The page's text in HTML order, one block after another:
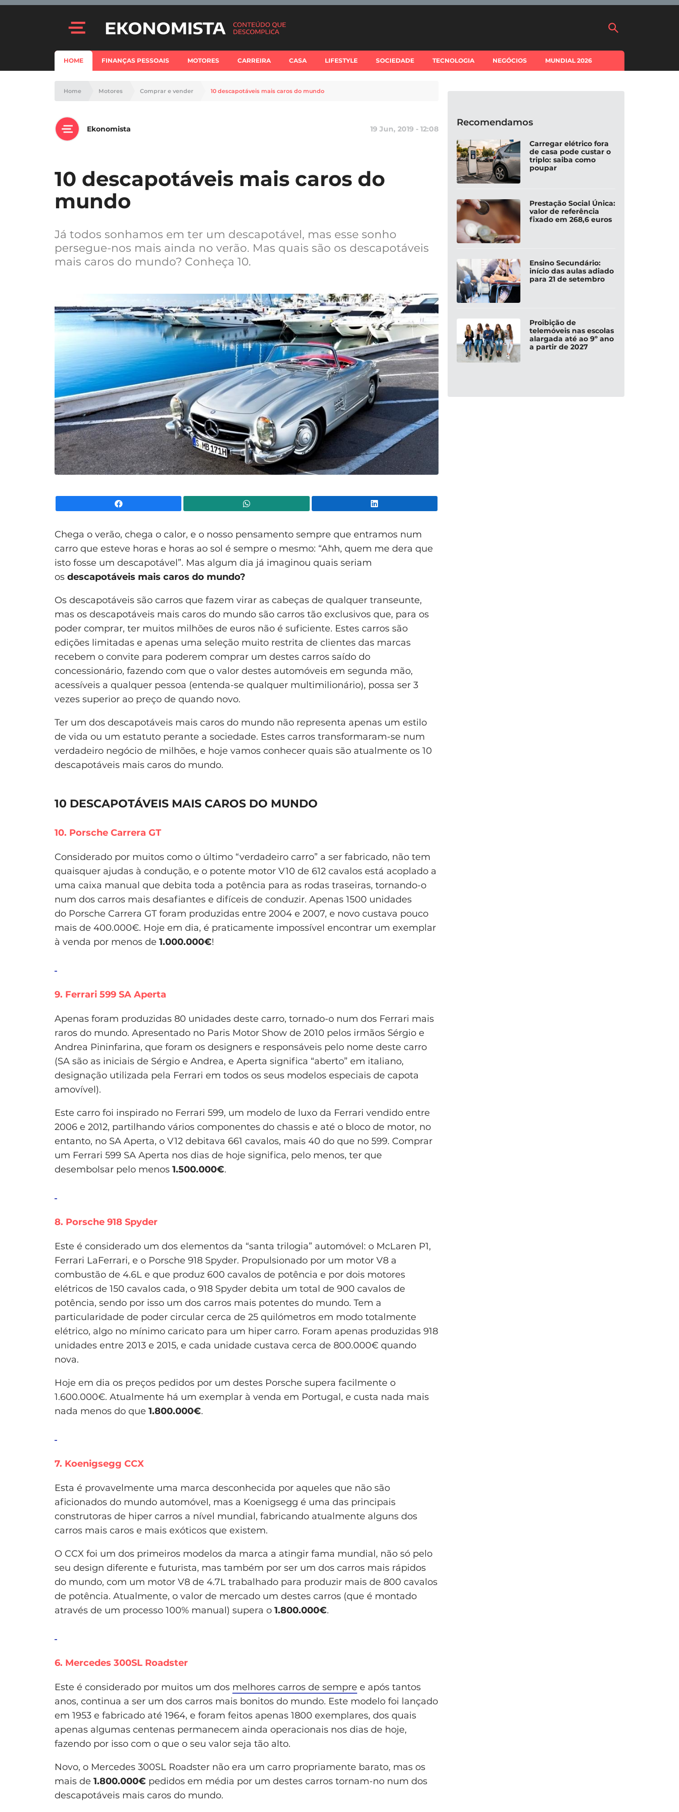
HOME FINANÇAS PESSOAIS MOTORES CARREIRA CASA LIFESTYLE SOCIEDADE TECNOLOGIA NEGÓCIOS MUNDIAL 2026
Home Motores Comprar e vender 10 descapotáveis mais caros do mundo
Ekonomista 19 Jun, 2019 - 12:08
10 descapotáveis mais caros do
mundo
Já todos sonhamos em ter um descapotável, mas esse sonho
persegue-nos mais ainda no verão. Mas quais são os descapotáveis
mais caros do mundo? Conheça 10.
Chega o verão, chega o calor, e o nosso pensamento sempre que entramos num
carro que esteve horas e horas ao sol é sempre o mesmo: “Ahh, quem me dera que
isto fosse um descapotável”. Mas algum dia já imaginou quais seriam
os descapotáveis mais caros do mundo?
Os descapotáveis são carros que fazem virar as cabeças de qualquer transeunte,
mas os descapotáveis mais caros do mundo são carros tão exclusivos que, para os
poder comprar, ter muitos milhões de euros não é suficiente. Estes carros são
edições limitadas e apenas uma seleção muito restrita de clientes das marcas
recebem o convite para poderem comprar um destes carros saído do
concessionário, fazendo com que o valor destes automóveis em segunda mão,
acessíveis a qualquer pessoa (entenda-se qualquer multimilionário), possa ser 3
vezes superior ao preço de quando novo.
Ter um dos descapotáveis mais caros do mundo não representa apenas um estilo
de vida ou um estatuto perante a sociedade. Estes carros transformaram-se num
verdadeiro negócio de milhões, e hoje vamos conhecer quais são atualmente os 10
descapotáveis mais caros do mundo.
10 DESCAPOTÁVEIS MAIS CAROS DO MUNDO
10. Porsche Carrera GT
Considerado por muitos como o último “verdadeiro carro” a ser fabricado, não tem
quaisquer ajudas à condução, e o potente motor V10 de 612 cavalos está acoplado a
uma caixa manual que debita toda a potência para as rodas traseiras, tornando-o
num dos carros mais desafiantes e difíceis de conduzir. Apenas 1500 unidades
do Porsche Carrera GT foram produzidas entre 2004 e 2007, e novo custava pouco
mais de 400.000€. Hoje em dia, é praticamente impossível encontrar um exemplar
à venda por menos de 1.000.000€!
9. Ferrari 599 SA Aperta
Apenas foram produzidas 80 unidades deste carro, tornado-o num dos Ferrari mais
raros do mundo. Apresentado no Paris Motor Show de 2010 pelos irmãos Sérgio e
Andrea Pininfarina, que foram os designers e responsáveis pelo nome deste carro
(SA são as iniciais de Sérgio e Andrea, e Aperta significa “aberto” em italiano,
designação utilizada pela Ferrari em todos os seus modelos especiais de capota
amovível).
Este carro foi inspirado no Ferrari 599, um modelo de luxo da Ferrari vendido entre
2006 e 2012, partilhando vários componentes do chassis e até o bloco de motor, no
entanto, no SA Aperta, o V12 debitava 661 cavalos, mais 40 do que no 599. Comprar
um Ferrari 599 SA Aperta nos dias de hoje significa, pelo menos, ter que
desembolsar pelo menos 1.500.000€.
8. Porsche 918 Spyder
Este é considerado um dos elementos da “santa trilogia” automóvel: o McLaren P1,
Ferrari LaFerrari, e o Porsche 918 Spyder. Propulsionado por um motor V8 a
combustão de 4.6L e que produz 600 cavalos de potência e por dois motores
elétricos de 150 cavalos cada, o 918 Spyder debita um total de 900 cavalos de
potência, sendo por isso um dos carros mais potentes do mundo. Tem a
particularidade de poder circular cerca de 25 quilómetros em modo totalmente
elétrico, algo no mínimo caricato para um hiper carro. Foram apenas produzidas 918
unidades entre 2013 e 2015, e cada unidade custava cerca de 800.000€ quando
nova.
Hoje em dia os preços pedidos por um destes Porsche supera facilmente o
1.600.000€. Atualmente há um exemplar à venda em Portugal, e custa nada mais
nada menos do que 1.800.000€.
7. Koenigsegg CCX
Esta é provavelmente uma marca desconhecida por aqueles que não são
aficionados do mundo automóvel, mas a Koenigsegg é uma das principais
construtoras de hiper carros a nível mundial, fabricando atualmente alguns dos
carros mais caros e mais exóticos que existem.
O CCX foi um dos primeiros modelos da marca a atingir fama mundial, não só pelo
seu design diferente e futurista, mas também por ser um dos carros mais rápidos
do mundo, com um motor V8 de 4.7L trabalhado para produzir mais de 800 cavalos
de potência. Atualmente, o valor de mercado um destes carros (que é montado
através de um processo 100% manual) supera o 1.800.000€.
6. Mercedes 300SL Roadster
Este é considerado por muitos um dos melhores carros de sempre e após tantos
anos, continua a ser um dos carros mais bonitos do mundo. Este modelo foi lançado
em 1953 e fabricado até 1964, e foram feitos apenas 1800 exemplares, dos quais
apenas algumas centenas permanecem ainda operacionais nos dias de hoje,
fazendo por isso com o que o seu valor seja tão alto.
Novo, o Mercedes 300SL Roadster não era um carro propriamente barato, mas os
mais de 1.800.000€ pedidos em média por um destes carros tornam-no num dos
descapotáveis mais caros do mundo.
Recomendamos
Carregar elétrico fora
de casa pode custar o
triplo: saiba como
poupar
Prestação Social Única:
valor de referência
fixado em 268,6 euros
Ensino Secundário:
início das aulas adiado
para 21 de setembro
Proibição de
telemóveis nas escolas
alargada até ao 9º ano
a partir de 2027